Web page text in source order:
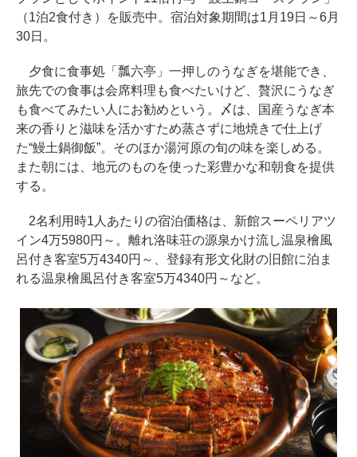
（1泊2食付き）を販売中。宿泊対象期間は1月19日～6月
30日。
夕食に食事処「瓢六亭」一押しのうなぎを堪能でき、
旅先での食事は会席料理も食べたいけど、贅沢にうなぎ
も食べてみたい人にお勧めという。〆は、国産うなぎ本
来の香りと滋味を活かすため蒸さずに地焼きで仕上げ
た“鰻土鍋御飯”。そのほか湯河原の旬の味を楽しめる。
また朝には、地元のものを使った彩豊かな和朝食を提供
する。
2名利用時1人あたりの宿泊価格は、新館スーペリアツ
イン4万5980円～。離れ洛味荘の源泉かけ流し温泉檜風
呂付き客室5万4340円～、登録有形文化財の旧館に泊ま
れる温泉檜風呂付き客室5万4340円～など。